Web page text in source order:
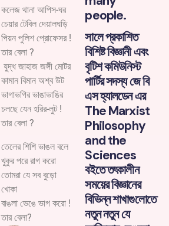
কলেজ থানা আপিস-ঘর
চেয়ার টেবিল দেয়ালঘড়ি
পিয়ন পুলিশ প্রোফেসর !
তার বেলা ?
যুদ্ধ জাহাজ জঙ্গী মোটর
কামান বিমান অশ্ব উট
ভাগাভগির ভাঙাভাঙির
চলছে যেন হরির-লুট !
তার বেলা ?
তেলের শিশি ভাঙল বলে
খুকুর পরে রাগ করো
তোমরা যে সব বুড়ো
খোকা
বাঙলা ভেঙে ভাগ করো !
তার বেলা?
people.
সালে প্রকাশিত
বিশিষ্ট বিজ্ঞানী এবং
বৃটিশ কমিউনিস্ট
পার্টির সদস্য জে বি
এস হ্যালডেন এর
The Marxist
Philosophy
and the
Sciences
বইতে তৎকালীন
সময়ের বিজ্ঞানের
বিভিন্ন শাখাগুলোতে
নতুন নতুন যে